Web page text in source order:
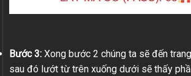
Bước 3: Xong bước 2 chúng ta sẽ đến
sau đó lướt từ trên xuống dưới sẽ thấy